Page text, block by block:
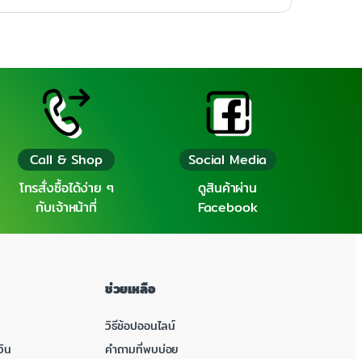
Call & Shop
โทรสั่งซื้อได้ง่าย ๆ
กับเจ้าหน้าที่
Social Media
ดูสินค้าผ่าน
Facebook
น
ช่วยเหลือ
วิธีช้อปออนไลน์
คำถามที่พบบ่อย